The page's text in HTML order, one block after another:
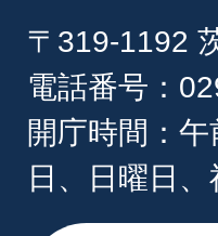
〒319-1192
電話番号：
開庁時間：
日、日曜日